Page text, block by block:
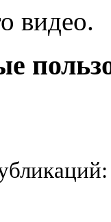
видео.